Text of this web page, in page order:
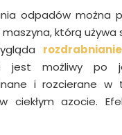
odpadów można
którą
jest możliwy po
i rozcierane w
ciekłym azocie.